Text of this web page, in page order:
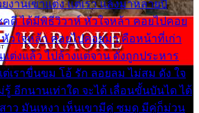
านเขาแต่ง แต่เรา แล้งมาหลายปี
คดี ได้มีพิธีวิวาห์ หัวใจหล้า คอยไปคอย
วใจหล้า คอยไปคอยมา คือหน้าที่เก่า
ต่งแล้ว ไปล้างแต่จาน ดั่งถูกประหาร
เราขื่นขม โอ้ รัก ลอยลม ไม่สม ดัง ใจ
อีกนานเท่าใด จะได้ เลื่อนขั้นบันได ได้
าว มันเหงา เห็นเขามีคู่ ซมดู มีคู่ก็ม่วน